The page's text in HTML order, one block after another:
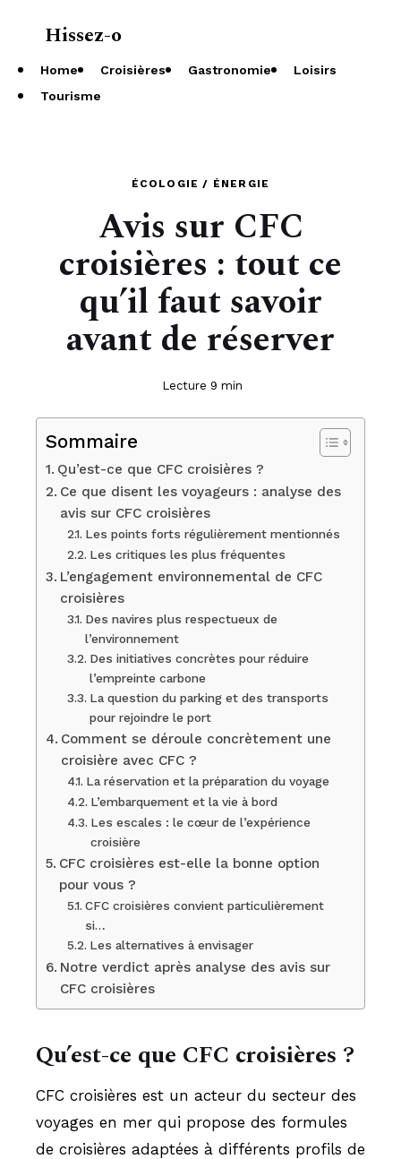
Hissez-o
Home Croisières Gastronomie
Loisirs
Tourisme
ÉCOLOGIE / ÉNERGIE
Avis sur CFC
croisières : tout ce
qu’il faut savoir
avant de réserver
Lecture 9 min
Sommaire
Qu’est-ce que CFC croisières ?
Ce que disent les voyageurs : analyse des
avis sur CFC croisières
Les points forts régulièrement mentionnés
Les critiques les plus fréquentes
L’engagement environnemental de CFC
croisières
Des navires plus respectueux de
l’environnement
Des initiatives concrètes pour réduire
l’empreinte carbone
La question du parking et des transports
pour rejoindre le port
Comment se déroule concrètement une
croisière avec CFC ?
La réservation et la préparation du voyage
L’embarquement et la vie à bord
Les escales : le cœur de l’expérience
croisière
CFC croisières est-elle la bonne option
pour vous ?
CFC croisières convient particulièrement
si…
Les alternatives à envisager
Notre verdict après analyse des avis sur
CFC croisières
Qu’est-ce que CFC croisières ?
CFC croisières est un acteur du secteur des
voyages en mer qui propose des formules
de croisières adaptées à différents profils de